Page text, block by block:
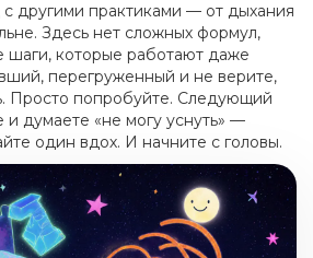
с другими практиками — от дыхания
Здесь нет сложных формул,
шаги, которые работают даже
перегруженный и не верите,
Просто попробуйте. Следующий
и думаете «не могу уснуть» —
один вдох. И начните с головы.